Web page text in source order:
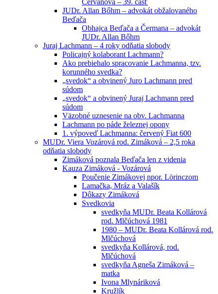
JUDr. Allan Bőhm – advokát obžalovaného
Beďača
Obhajca Beďača a Čermana – advokát
JUDr. Allan Bőhm
Juraj Lachmann – 4 roky odňatia slobody
Policajný kolaborant Lachmann?
Ako prebiehalo spracovanie Lachmanna, tzv.
korunného svedka?
„svedok“ a obvinený Juro Lachmann pred
súdom
„svedok“ a obvinený Juraj Lachmann pred
súdom
Väzobné uznesenie na obv. Lachmanna
Lachmann po páde železnej opony
1. výpoveď Lachmanna: červený Fiat 600
MUDr. Viera Vozárová rod. Zimáková – 2,5 roka
odňatia slobody
Zimáková poznala Beďača len z videnia
Kauza Zimáková - Vozárová
Poučenie Zimákovej npor. Lörinczom
Lamačka, Mráz a Valašík
Dôkazy Zimáková
Svedkovia
svedkyňa MUDr. Beata Kollárová
rod. Mlčúchová 1981
1980 – MUDr. Beata Kollárová rod.
Mlčúchová
svedkyňa Kollárová, rod.
Mlčúchová
svedkyňa Agneša Zimáková –
matka
Ivona Mlynáriková
Kružlík